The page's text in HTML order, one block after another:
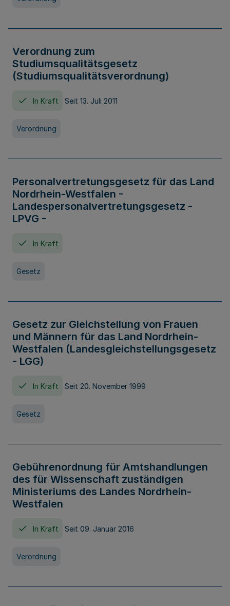
Verordnung zum
Studiumsqualitätsgesetz
(Studiumsqualitätsverordnung)
In Kraft Seit 13. Juli 2011
Verordnung
Personalvertretungsgesetz für das Land
Nordrhein-Westfalen -
Landespersonalvertretungsgesetz -
LPVG -
In Kraft
Gesetz
Gesetz zur Gleichstellung von Frauen
und Männern für das Land Nordrhein-
Westfalen (Landesgleichstellungsgesetz
- LGG)
In Kraft Seit 20. November 1999
Gesetz
Gebührenordnung für Amtshandlungen
des für Wissenschaft zuständigen
Ministeriums des Landes Nordrhein-
Westfalen
In Kraft Seit 09. Januar 2016
Verordnung